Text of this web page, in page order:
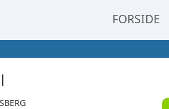
FORSIDE